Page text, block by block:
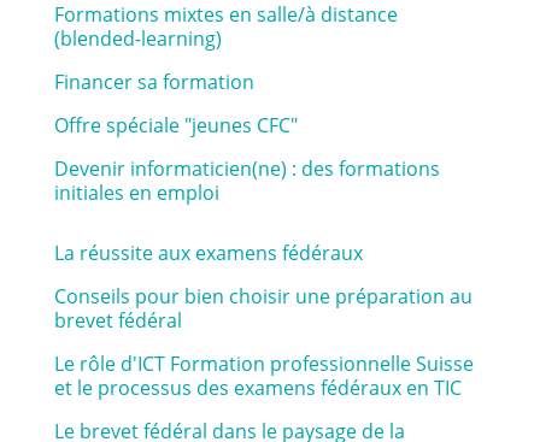
Formations mixtes en salle/à distance
(blended-learning)
Financer sa formation
Offre spéciale "jeunes CFC"
Devenir informaticien(ne) : des formations
initiales en emploi
La réussite aux examens fédéraux
Conseils pour bien choisir une préparation au
brevet fédéral
Le rôle d'ICT Formation professionnelle Suisse
et le processus des examens fédéraux en TIC
Le brevet fédéral dans le paysage de la